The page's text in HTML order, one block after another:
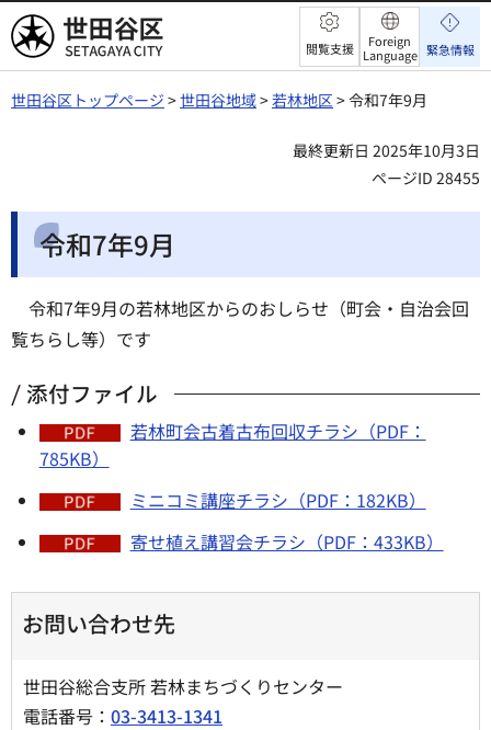
世田谷区 閲覧支援
Foreign
Language 緊急情報
世田谷区トップページ >世田谷地域>若林地区> 令和7年9月
最終更新日 2025年10月3日
ページID 28455
令和7年9月
令和7年9月の若林地区からのおしらせ（町会・自治会回
覧ちらし等）です
添付ファイル
若林町会古着古布回収チラシ（PDF：
785KB）
ミニコミ講座チラシ（PDF：182KB）
寄せ植え講習会チラシ（PDF：433KB）
お問い合わせ先
世田谷総合支所 若林まちづくりセンター
電話番号： 03-3413-1341